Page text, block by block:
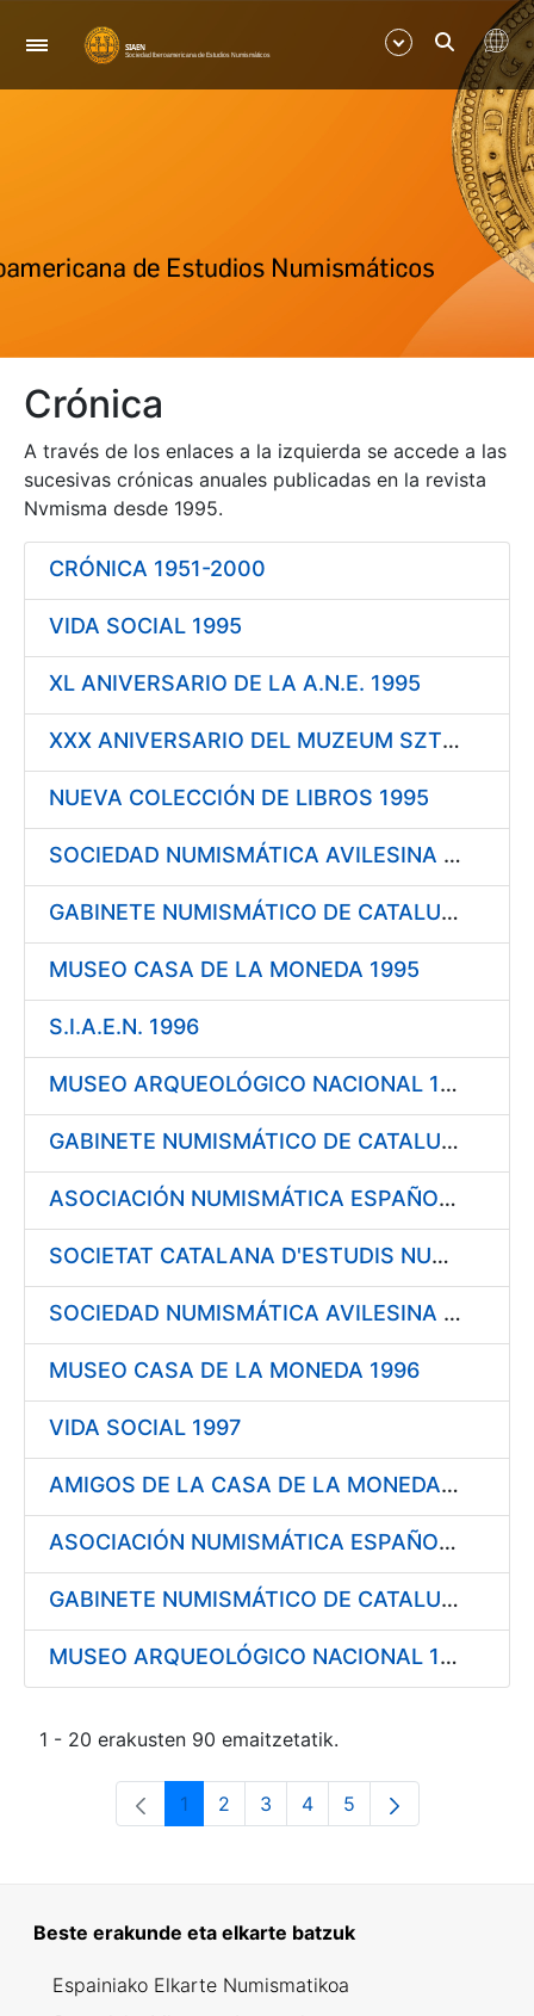
Nabigazioa
Erakutsi/Ezkutatu
Erakutsi/Ezkutatu
Erakutsi/Ezkutatu
Crónica
A través de los enlaces a la izquierda se accede a las
sucesivas crónicas anuales publicadas en la revista
Nvmisma desde 1995.
CRÓNICA 1951-2000
VIDA SOCIAL 1995
XL ANIVERSARIO DE LA A.N.E. 1995
XXX ANIVERSARIO DEL MUZEUM SZTUKI MEDALIERSKIEJ 1995
NUEVA COLECCIÓN DE LIBROS 1995
SOCIEDAD NUMISMÁTICA AVILESINA 1995
GABINETE NUMISMÁTICO DE CATALUÑA 1995
MUSEO CASA DE LA MONEDA 1995
S.I.A.E.N. 1996
MUSEO ARQUEOLÓGICO NACIONAL 1996
GABINETE NUMISMÁTICO DE CATALUÑA 1996
ASOCIACIÓN NUMISMÁTICA ESPAÑOLA 1996
SOCIETAT CATALANA D'ESTUDIS NUMISMÀTICS (I.E.C.) 1996
SOCIEDAD NUMISMÁTICA AVILESINA 1996
MUSEO CASA DE LA MONEDA 1996
VIDA SOCIAL 1997
AMIGOS DE LA CASA DE LA MONEDA DE SEGOVIA 1997
ASOCIACIÓN NUMISMÁTICA ESPAÑOLA 1997
GABINETE NUMISMÁTICO DE CATALUÑA 1997
MUSEO ARQUEOLÓGICO NACIONAL 1997
1 - 20 erakusten 90 emaitzetatik.
Orrialdea
1 Orrialdea
2 Orrialdea
3 Orrialdea
4 Orrialdea
5
Beste erakunde eta elkarte batzuk
Espainiako Elkarte Numismatikoa